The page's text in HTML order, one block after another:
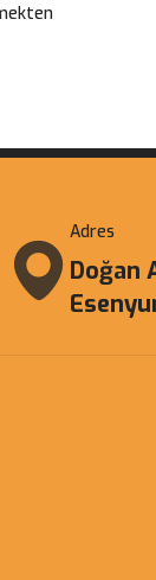
Adres
Doğan